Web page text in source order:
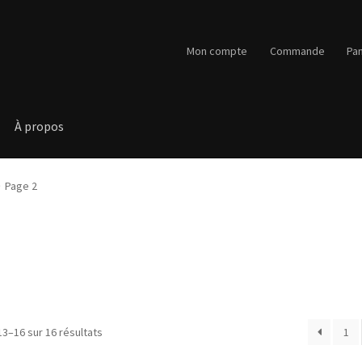
Mon compte Commande
À propos
Page 2
sur 16 résultats 1